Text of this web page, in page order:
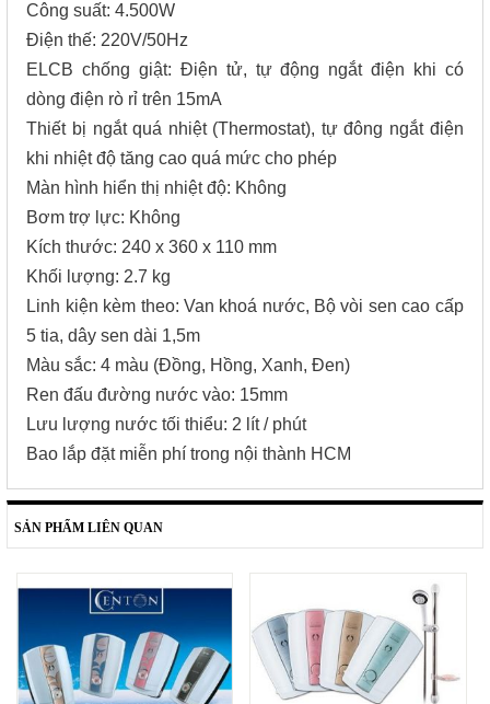
Công suất: 4.500W
Điện thế: 220V/50Hz
ELCB chống giật: Điện tử, tự động ngắt điện khi có
dòng điện rò rỉ trên 15mA
Thiết bị ngắt quá nhiệt (Thermostat), tự đông ngắt điện
khi nhiệt độ tăng cao quá mức cho phép
Màn hình hiển thị nhiệt độ: Không
Bơm trợ lực: Không
Kích thước: 240 x 360 x 110 mm
Khối lượng: 2.7 kg
Linh kiện kèm theo: Van khoá nước, Bộ vòi sen cao cấp
5 tia, dây sen dài 1,5m
Màu sắc: 4 màu (Đồng, Hồng, Xanh, Đen)
Ren đấu đường nước vào: 15mm
Lưu lượng nước tối thiểu: 2 lít / phút
Bao lắp đặt miễn phí trong nội thành HCM
SẢN PHẨM LIÊN QUAN